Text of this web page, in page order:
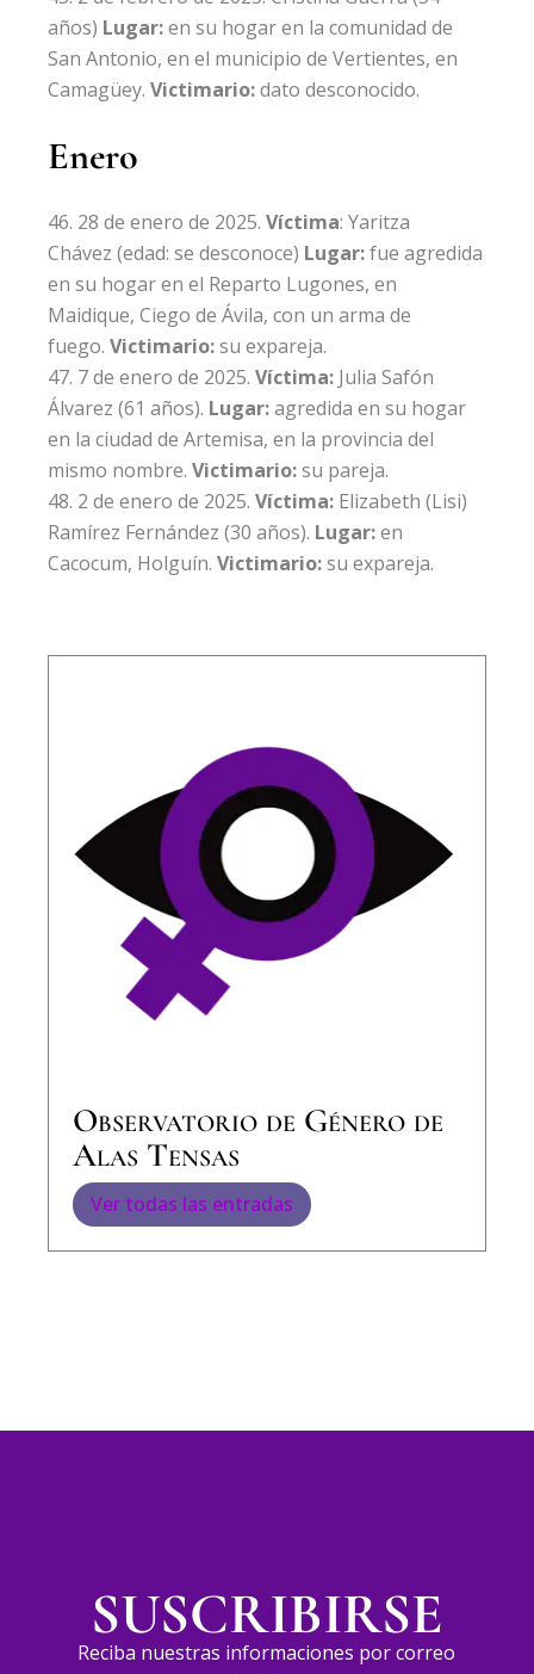
años) Lugar:en su hogar en la comunidad de
San Antonio, en el municipio de Vertientes, en
Camagüey.Victimario:dato desconocido.
Enero
28 de enero de 2025.Víctima:Yaritza
Chávez (edad: se desconoce) Lugar:fue agredida
en su hogar en el Reparto Lugones, en
Maidique, Ciego de Ávila, con un arma de
fuego.Victimario:su expareja.
7 de enero de 2025.Víctima: Julia Safón
Álvarez (61 años). Lugar:agredida en su hogar
en la ciudad de Artemisa, en la provincia del
mismo nombre.Victimario:su pareja.
2 de enero de 2025.Víctima: Elizabeth (Lisi)
Ramírez Fernández (30 años). Lugar:en
Cacocum, Holguín.Victimario:su expareja.
Observatorio de Género de
Alas Tensas
Ver todas las entradas
SUSCRIBIRSE
Reciba nuestras informaciones por correo